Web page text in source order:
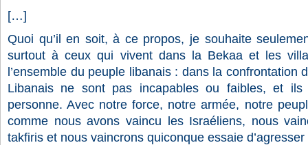
[…]
Quoi qu’il en soit, à ce propos, je souhaite
surtout à ceux qui vivent dans la Bekaa et les
l’ensemble du peuple libanais : dans la confrontation
Libanais ne sont pas incapables ou faibles, et ils
personne. Avec notre force, notre armée, notre
comme nous avons vaincu les Israéliens, nous
takfiris et nous vaincrons quiconque essaie